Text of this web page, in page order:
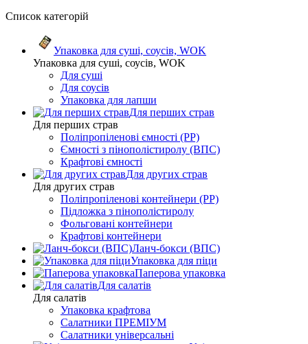
Список категорій
Упаковка для суші, соусів, WOK
Упаковка для суші, соусів, WOK
Для суші
Для соусів
Упаковка для лапши
Для перших страв
Для перших страв
Поліпропіленові ємності (PP)
Ємності з пінополістиролу (ВПС)
Крафтові ємності
Для других страв
Для других страв
Поліпропіленові контейнери (PP)
Підложка з пінополістиролу
Фольговані контейнери
Крафтові контейнери
Ланч-бокси (ВПС)
Упаковка для піци
Паперова упаковка
Для салатів
Для салатів
Упаковка крафтова
Салатники ПРЕМІУМ
Салатники універсальні